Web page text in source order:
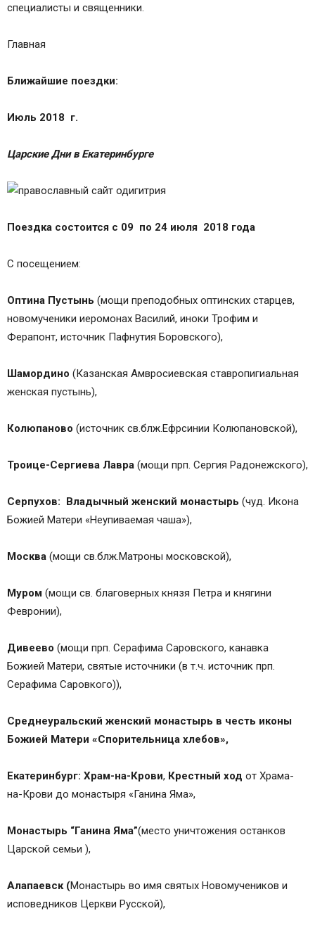
специалисты и священники.
Главная
Ближайшие поездки:
Июль 2018 г.
Царские Дни в Екатеринбурге
Поездка состоится с 09 по 24 июля 2018 года
С посещением:
Оптина Пустынь (мощи преподобных оптинских старцев,
новомученики иеромонах Василий, иноки Трофим и
Ферапонт, источник Пафнутия Боровского),
Шамордино (Казанская Амвросиевская ставропигиальная
женская пустынь),
Колюпаново (источник св.блж.Ефрсинии Колюпановской),
Троице-Сергиева Лавра (мощи прп. Сергия Радонежского),
Серпухов: Владычный женский монастырь (чуд. Икона
Божией Матери «Неупиваемая чаша»),
Москва (мощи св.блж.Матроны московской),
Муром (мощи св. благоверных князя Петра и княгини
Февронии),
Дивеево (мощи прп. Серафима Саровского, канавка
Божией Матери, святые источники (в т.ч. источник прп.
Серафима Саровкого)),
Среднеуральский женский монастырь в честь иконы
Божией Матери «Спорительница хлебов»,
Екатеринбург: Храм-на-Крови, Крестный ход от Храма-
на-Крови до монастыря «Ганина Яма»,
Монастырь “Ганина Яма”(место уничтожения останков
Царской семьи ),
Алапаевск (Монастырь во имя святых Новомучеников и
исповедников Церкви Русской),